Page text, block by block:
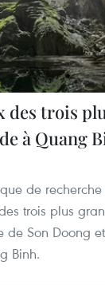
des trois
à Quang
de
trois plus
de Son Doong
Binh.